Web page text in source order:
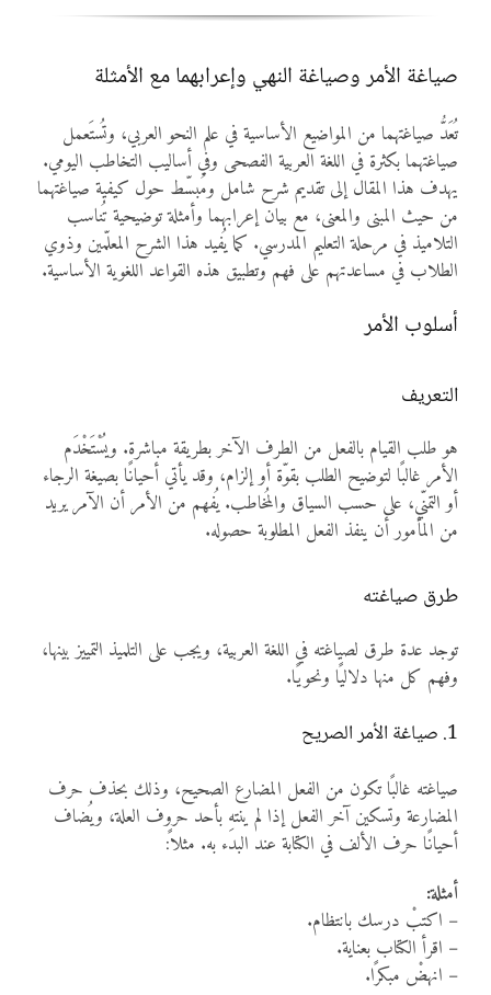
صياغة الأمر وصياغة النهي وإعرابهما مع الأمثلة
تُعَدُّ صياغتهما من المواضيع الأساسية في علم النحو العربي، وتُستَعمل
صياغتهما بكثرة في اللغة العربية الفصحى وفي أساليب التخاطب اليومي.
يهدف هذا المقال إلى تقديم شرح شامل ومُبسّط حول كيفية صياغتهما
من حيث المبنى والمعنى، مع بيان إعرابهما وأمثلة توضيحية تُناسب
التلاميذ في مرحلة التعليم المدرسي. كما يُفيد هذا الشرح المعلّمين وذوي
الطلاب في مساعدتهم على فهم وتطبيق هذه القواعد اللغوية الأساسية.
أسلوب الأمر
التعريف
هو طلب القيام بالفعل من الطرف الآخر بطريقة مباشرة. ويُسْتَخْدَم
الأمر غالبًا لتوضيح الطلب بقوّة أو إلزام، وقد يأتي أحيانًا بصيغة الرجاء
أو التمنّي، على حسب السياق والمُخاطب. يُفهم من الأمر أن الآمر يريد
من المأمور أن ينفذ الفعل المطلوبة حصوله.
طرق صياغته
توجد عدة طرق لصياغته في اللغة العربية، ويجب على التلميذ التمييز بينها،
وفهم كل منها دلاليًا ونحويًا.
1. صياغة الأمر الصريح
صياغته غالبًا تكون من الفعل المضارع الصحيح، وذلك بحذف حرف
المضارعة وتسكين آخر الفعل إذا لم ينتهِ بأحد حروف العلة، ويُضاف
أحيانًا حرف الألف في الكتابة عند البدء به. مثلاً:
أمثلة:
– اكتبْ درسك بانتظام.
– اقرأ الكتاب بعناية.
– انهضْ مبكرًا.